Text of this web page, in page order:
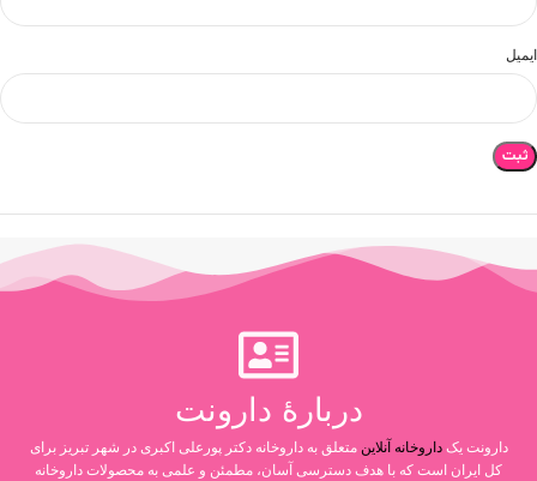
ایمیل
دربارۀ دارونت
دارونت یکداروخانه آنلاین متعلق به داروخانه دکتر پورعلی اکبری در شهر تبریز برای
کل ایران است که با هدف دسترسی آسان، مطمئن و علمی به محصولات داروخانه